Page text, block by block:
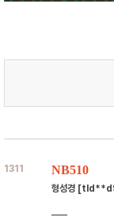
1311 NB510
형성경